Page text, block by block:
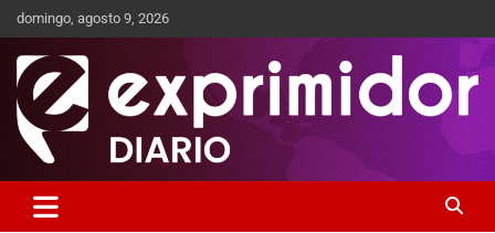
domingo, agosto 9, 2026
Exprimidor media